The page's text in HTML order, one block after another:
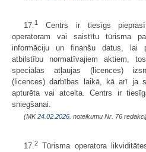
17. 1
Centrs ir tiesīgs
operatoram vai saistītu tūrisma
informāciju un finanšu datus, lai
atbilstību normatīvajiem aktiem,
speciālās atļaujas (licences)
(licences) darbības laikā, kā arī ja
apturēta vai atcelta. Centrs ir
sniegšanai.
(MK24.02.2026. noteikumu Nr. 76
17.2 Tūrisma operatora